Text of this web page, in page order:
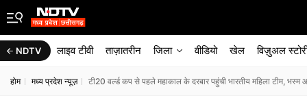
NDTV लाइव टीवी ताज़ातरीन जिला वीडियो खेल विज़ुअल
होम मध्य प्रदेश न्यूज़ टी20 वर्ल्ड कप से पहले महाकाल के दरबार पहुंची भारतीय महिला टीम, भस्म